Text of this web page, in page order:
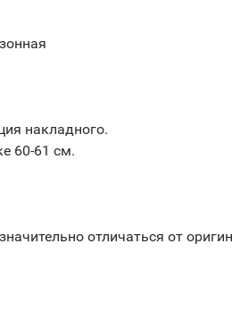
накладного.
60-61 см.
отличаться от